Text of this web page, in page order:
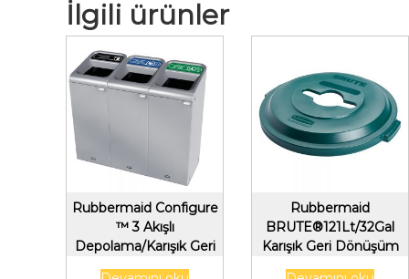
İlgili ürünler
Rubbermaid Configure
™ 3 Akışlı
Depolama/Karışık Geri
Dönüşüm/Organik Atık
Rubbermaid
BRUTE®121Lt/32Gal
Karışık Geri Dönüşüm
Kapağı,Yeşil